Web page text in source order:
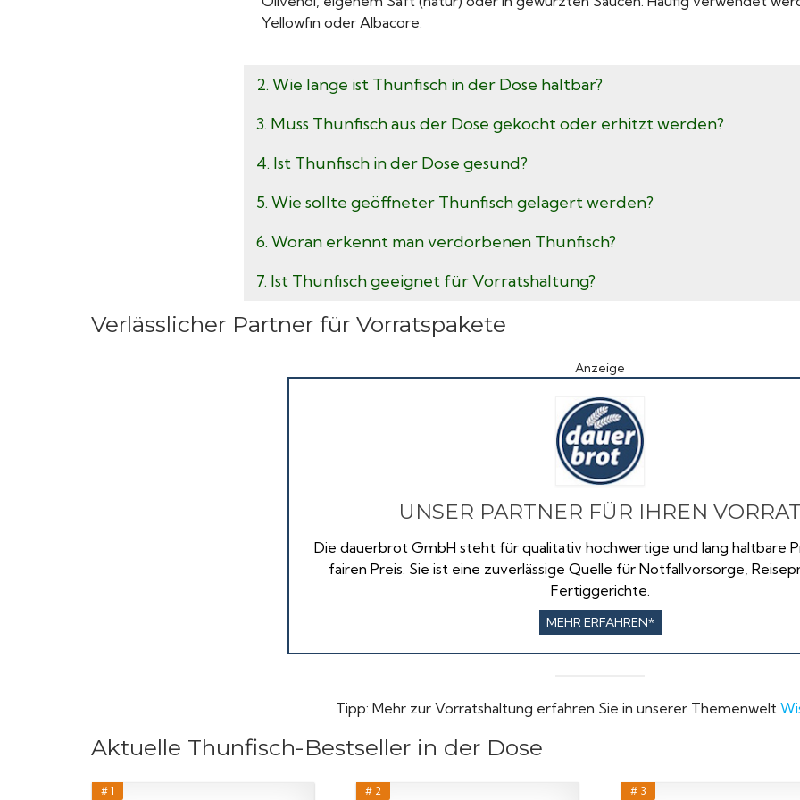
Yellowfin oder Albacore.
2. Wie lange ist Thunfisch in der Dose haltbar?
3. Muss Thunfisch aus der Dose gekocht oder erhitzt werden?
4. Ist Thunfisch in der Dose gesund?
5. Wie sollte geöffneter Thunfisch gelagert werden?
6. Woran erkennt man verdorbenen Thunfisch?
7. Ist Thunfisch geeignet für Vorratshaltung?
Verlässlicher Partner für Vorratspakete
Anzeige
UNSER PARTNER FÜR IHREN VORRAT
Die dauerbrot GmbH steht für qualitativ hochwertige und lang haltbare
fairen Preis. Sie ist eine zuverlässige Quelle für Notfallvorsorge,
Fertiggerichte.
MEHR ERFAHREN*
Tipp: Mehr zur Vorratshaltung erfahren Sie in unserer Themenwelt
Aktuelle Thunfisch-Bestseller in der Dose
# 1 # 2 # 3